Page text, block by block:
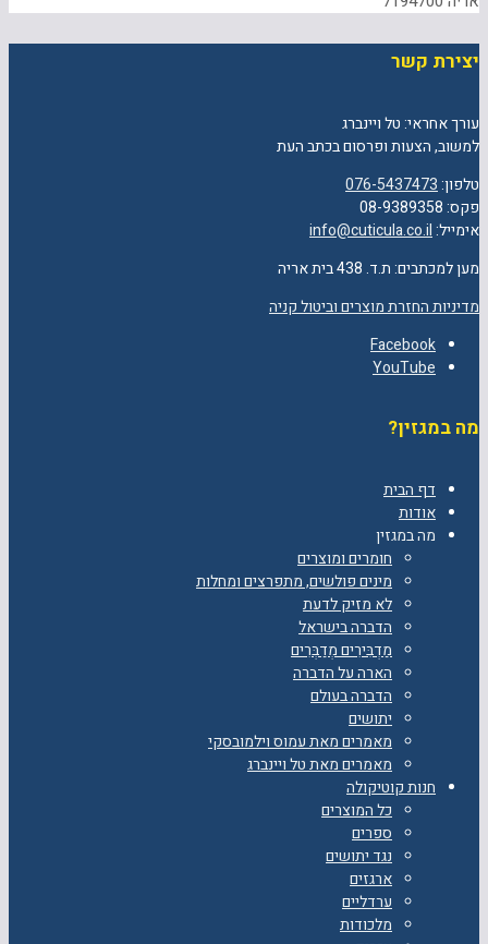
יצירת קשר
עורך אחראי: טל ויינברג
למשוב, הצעות ופרסום בכתב העת
טלפון:076-5437473
פקס: 08-9389358
אימייל:info@cuticula.co.il
מען למכתבים: ת.ד. 438 בית אריה
מדיניות החזרת מוצרים וביטול קניה
Facebook
YouTube
מה במגזין?
דף הבית
אודות
מה במגזין
חומרים ומוצרים
מינים פולשים, מתפרצים ומחלות
לא מזיק לדעת
הדברה בישראל
מַדְבִּירִים מְדַבְּרִים
הארה על הדברה
הדברה בעולם
יתושים
מאמרים מאת עמוס וילמובסקי
מאמרים מאת טל ויינברג
חנות קוטיקולה
כל המוצרים
ספרים
נגד יתושים
ארגזים
ערדליים
מלכודות